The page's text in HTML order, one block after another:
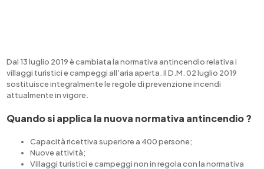
Dal 13 luglio 2019 è cambiata la normativa antincendio relativa i
villaggi turistici e campeggi all’aria aperta. Il D.M. 02 luglio 2019
sostituisce integralmente le regole di prevenzione incendi
attualmente in vigore.
Quando si applica la nuova normativa antincendio ?
Capacità ricettiva superiore a 400 persone;
Nuove attività;
Villaggi turistici e campeggi non in regola con la normativa